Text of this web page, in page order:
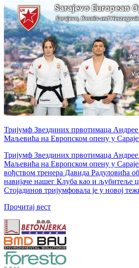
Тријумф Звездиних првотимаца
Маљевића на Европском опену у
Тријумф Звездиних првотимаца
Маљевића на Европском опену у
вођством тренера Давида Радуловића
навијаче нашег Клуба као и љубитеље
Стојадинов тријумфовала је у новој
Прочитај вест